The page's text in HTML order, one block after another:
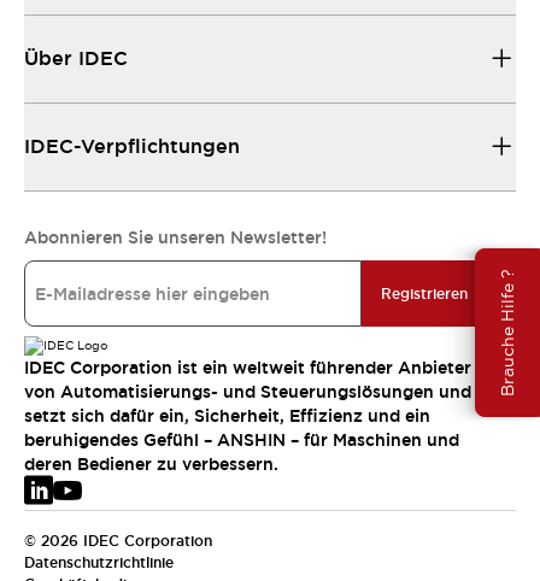
Brauche Hilfe ?
Über IDEC
IDEC-Verpflichtungen
Abonnieren Sie unseren Newsletter!
Registrieren
IDEC Corporation ist ein weltweit führender Anbieter
von Automatisierungs- und Steuerungslösungen und
setzt sich dafür ein, Sicherheit, Effizienz und ein
beruhigendes Gefühl – ANSHIN – für Maschinen und
deren Bediener zu verbessern.
© 2026 IDEC Corporation
Datenschutzrichtlinie